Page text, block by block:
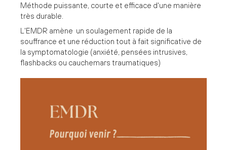
Méthode puissante, courte et efficace d'une manière
très durable.
L'EMDR amène un soulagement rapide de la
souffrance et une réduction tout à fait significative de
la symptomatologie (anxiété, pensées intrusives,
flashbacks ou cauchemars traumatiques)